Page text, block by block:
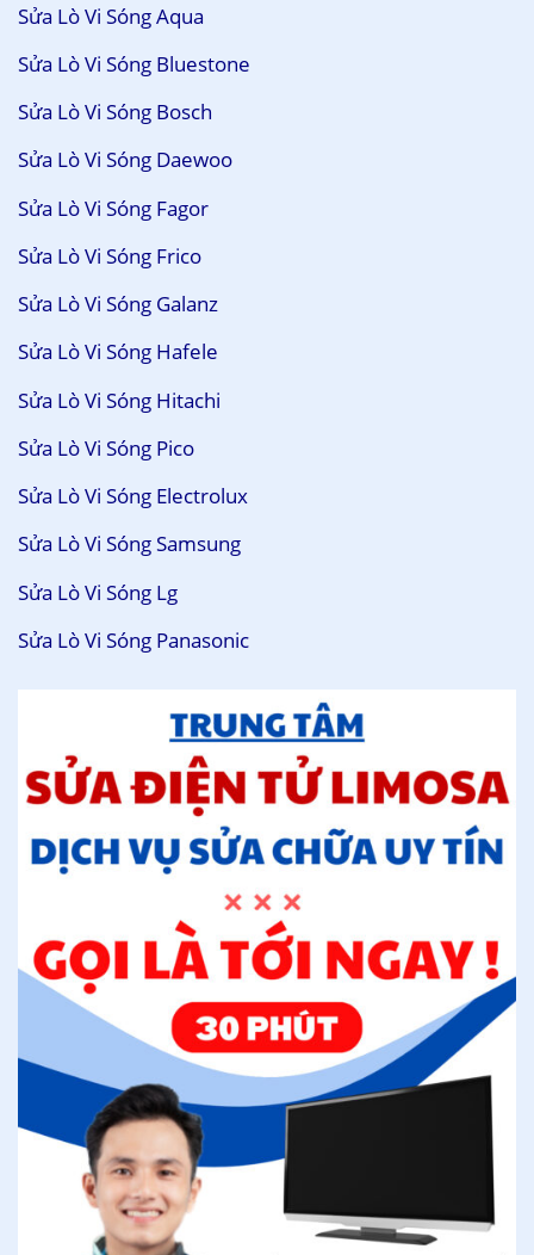
Sửa Lò Vi Sóng Aqua
Sửa Lò Vi Sóng Bluestone
Sửa Lò Vi Sóng Bosch
Sửa Lò Vi Sóng Daewoo
Sửa Lò Vi Sóng Fagor
Sửa Lò Vi Sóng Frico
Sửa Lò Vi Sóng Galanz
Sửa Lò Vi Sóng Hafele
Sửa Lò Vi Sóng Hitachi
Sửa Lò Vi Sóng Pico
Sửa Lò Vi Sóng Electrolux
Sửa Lò Vi Sóng Samsung
Sửa Lò Vi Sóng Lg
Sửa Lò Vi Sóng Panasonic